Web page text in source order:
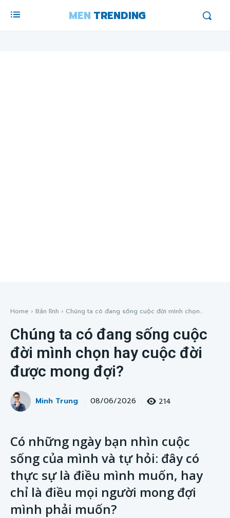
MEN TRENDING
Home Bản lĩnh Chúng ta có đang sống cuộc đời mình chọn...
Chúng ta có đang sống cuộc
đời mình chọn hay cuộc đời
được mong đợi?
Minh Trung 08/06/2026 214
Có những ngày bạn nhìn cuộc
sống của mình và tự hỏi: đây có
thực sự là điều mình muốn, hay
chỉ là điều mọi người mong đợi
mình phải muốn?